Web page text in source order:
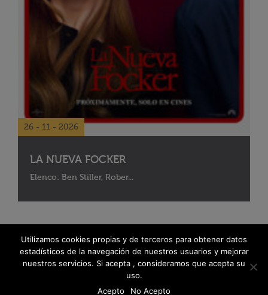
26 - 11 - 2026
LA NUEVA FOCKER
Elenco: Ben Stiller, Rober...
Utilizamos cookies propias y de terceros para obtener datos
estadísticos de la navegación de nuestros usuarios y mejorar
nuestros servicios. Si acepta , consideramos que acepta su
uso.
Acepto
No Acepto